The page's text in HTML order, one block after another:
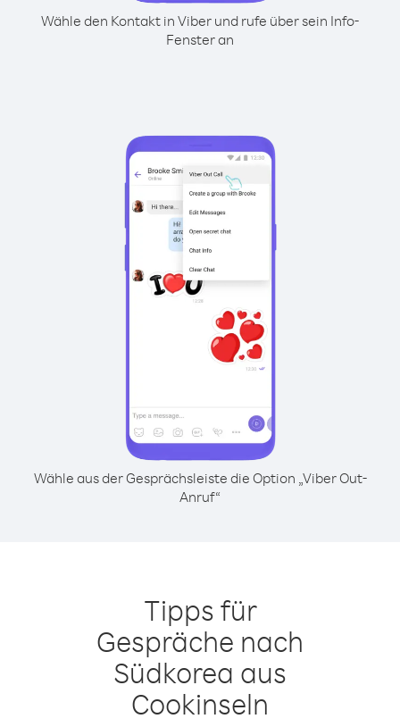
Wähle den Kontakt in Viber und rufe über sein Info-
Fenster an
Wähle aus der Gesprächsleiste die Option „Viber Out-
Anruf“
Tipps für
Gespräche nach
Südkorea aus
Cookinseln